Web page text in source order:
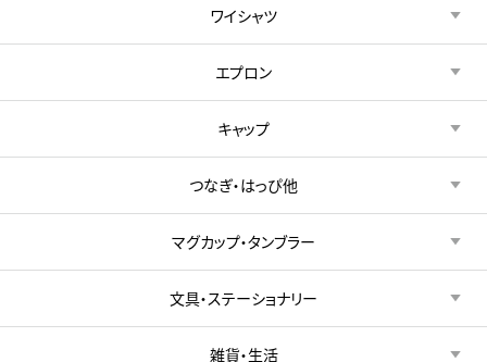
ワイシャツ
エプロン
キャップ
つなぎ・はっぴ他
マグカップ・タンブラー
文具・ステーショナリー
雑貨・生活